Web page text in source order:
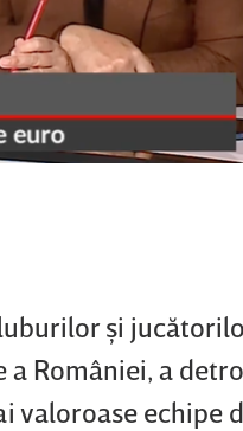
şi
României, a
valoroase echipe